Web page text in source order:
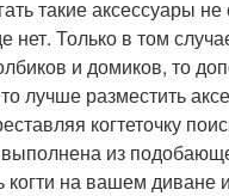
такие аксессуары
нет. Только в том
и домиков, то
лучше разместить
когтеточку
выполнена из
когти на вашем диване